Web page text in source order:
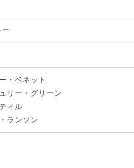
・ベネット
リー・グリーン
ィル
ランソン